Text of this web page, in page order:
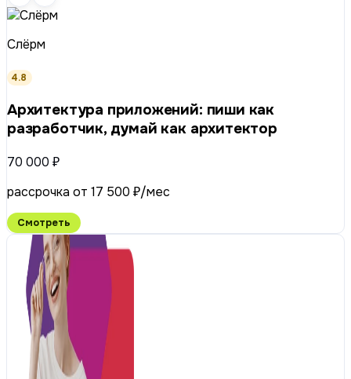
Слёрм
4.8
Архитектура приложений: пиши как
разработчик, думай как архитектор
70 000 ₽
рассрочка от 17 500 ₽/мес
Смотреть